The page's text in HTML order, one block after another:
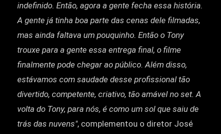
indefinido. Então, agora a gente fecha essa história.
A gente já tinha boa parte das cenas dele filmadas,
mas ainda faltava um pouquinho. Então o Tony
trouxe para a gente essa entrega final, o filme
finalmente pode chegar ao público. Além disso,
estávamos com saudade desse profissional tão
divertido, competente, criativo, tão amável no set. A
volta do Tony, para nós, é como um sol que saiu de
trás das nuvens", complementou o diretor José